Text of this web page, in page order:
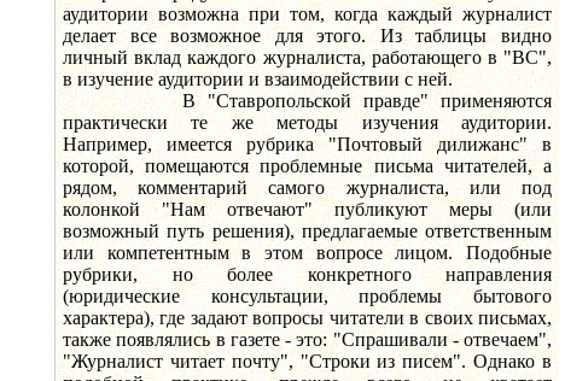
аудитории возможна при том, когда каждый журналист
делает все возможное для этого. Из таблицы видно
личный вклад каждого журналиста, работающего в "ВС",
в изучение аудитории и взаимодействии с ней.
В "Ставропольской правде" применяются
практически те же методы изучения аудитории.
Например, имеется рубрика "Почтовый дилижанс" в
которой, помещаются проблемные письма читателей, а
рядом, комментарий самого журналиста, или под
колонкой "Нам отвечают" публикуют меры (или
возможный путь решения), предлагаемые ответственным
или компетентным в этом вопросе лицом. Подобные
рубрики, но более конкретного направления
(юридические консультации, проблемы бытового
характера), где задают вопросы читатели в своих письмах,
также появлялись в газете - это: "Спрашивали - отвечаем",
"Журналист читает почту", "Строки из писем". Однако в